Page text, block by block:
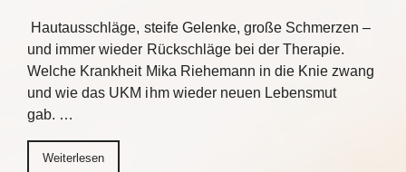
Hautausschläge, steife Gelenke, große Schmerzen –
und immer wieder Rückschläge bei der Therapie.
Welche Krankheit Mika Riehemann in die Knie zwang
und wie das UKM ihm wieder neuen Lebensmut
gab. …
Weiterlesen